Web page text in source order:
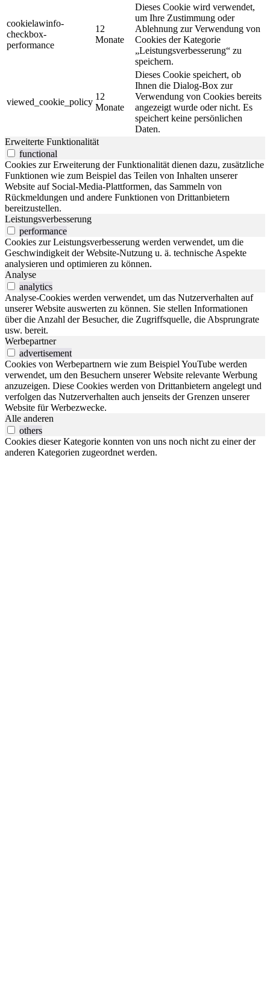
cookielawinfo-
checkbox-
performance
12
Monate
Dieses Cookie wird verwendet,
um Ihre Zustimmung oder
Ablehnung zur Verwendung von
Cookies der Kategorie
„Leistungsverbesserung“ zu
speichern.
viewed_cookie_policy
12
Monate
Dieses Cookie speichert, ob
Ihnen die Dialog-Box zur
Verwendung von Cookies bereits
angezeigt wurde oder nicht. Es
speichert keine persönlichen
Daten.
Erweiterte Funktionalität
functional
Cookies zur Erweiterung der Funktionalität dienen dazu, zusätzliche
Funktionen wie zum Beispiel das Teilen von Inhalten unserer
Website auf Social-Media-Plattformen, das Sammeln von
Rückmeldungen und andere Funktionen von Drittanbietern
bereitzustellen.
Leistungsverbesserung
performance
Cookies zur Leistungsverbesserung werden verwendet, um die
Geschwindigkeit der Website-Nutzung u. ä. technische Aspekte
analysieren und optimieren zu können.
Analyse
analytics
Analyse-Cookies werden verwendet, um das Nutzerverhalten auf
unserer Website auswerten zu können. Sie stellen Informationen
über die Anzahl der Besucher, die Zugriffsquelle, die Absprungrate
usw. bereit.
Werbepartner
advertisement
Cookies von Werbepartnern wie zum Beispiel YouTube werden
verwendet, um den Besuchern unserer Website relevante Werbung
anzuzeigen. Diese Cookies werden von Drittanbietern angelegt und
verfolgen das Nutzerverhalten auch jenseits der Grenzen unserer
Website für Werbezwecke.
Alle anderen
others
Cookies dieser Kategorie konnten von uns noch nicht zu einer der
anderen Kategorien zugeordnet werden.